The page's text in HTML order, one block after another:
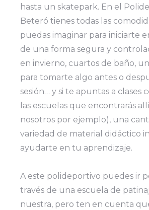
hasta un skatepark. En el
Beteró tienes todas las
puedas imaginar para iniciarte
de una forma segura y
en invierno, cuartos de baño,
para tomarte algo antes o
sesión… y si te apuntas a clases
las escuelas que encontrarás
nosotros por ejemplo), una
variedad de material didáctico
ayudarte en tu aprendizaje.
A este polideportivo puedes ir
través de una escuela de
nuestra, pero ten en cuenta